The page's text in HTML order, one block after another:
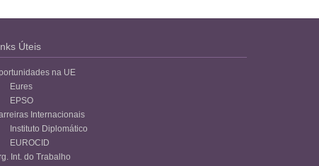
Úteis
na UE
Eures
EPSO
Internacionais
Instituto Diplomático
EUROCID
Int. do Trabalho